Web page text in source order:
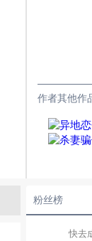
作者其他作
粉丝榜
快去